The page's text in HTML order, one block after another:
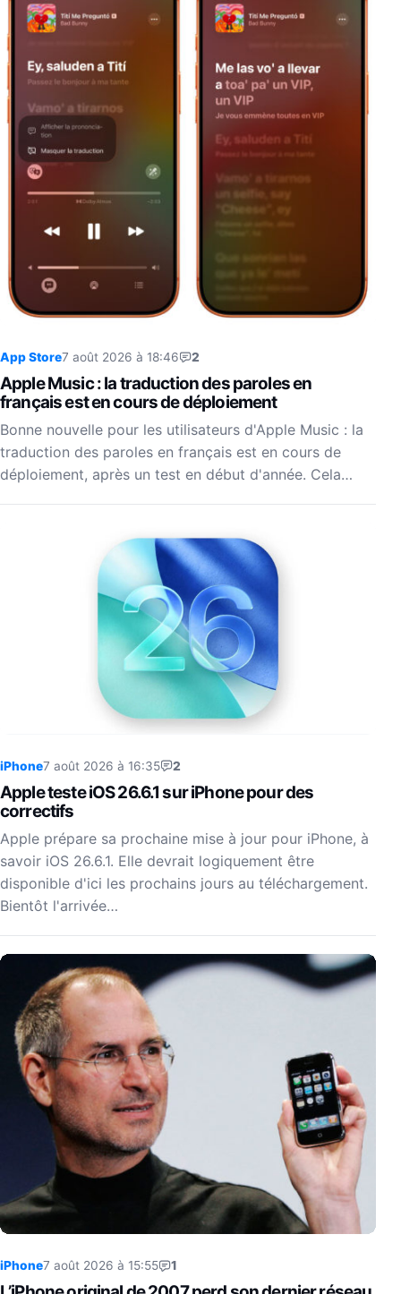
App Store7 août 2026 à 18:46 2
Apple Music : la traduction des paroles en
français est en cours de déploiement
Bonne nouvelle pour les utilisateurs d'Apple Music : la
traduction des paroles en français est en cours de
déploiement, après un test en début d'année. Cela…
iPhone7 août 2026 à 16:35 2
Apple teste iOS 26.6.1 sur iPhone pour des
correctifs
Apple prépare sa prochaine mise à jour pour iPhone, à
savoir iOS 26.6.1. Elle devrait logiquement être
disponible d'ici les prochains jours au téléchargement.
Bientôt l'arrivée…
iPhone7 août 2026 à 15:55 1